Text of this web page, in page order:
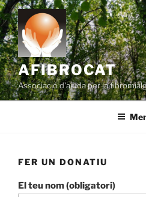
Vés
al
contingut
AFIBROCAT
Associació d'ajuda per la
FER UN DONATIU
El teu nom (obligatori)